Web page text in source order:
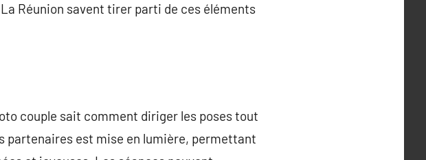
Réunion savent tirer parti de ces éléments
couple sait comment diriger les poses tout
partenaires est mise en lumière, permettant